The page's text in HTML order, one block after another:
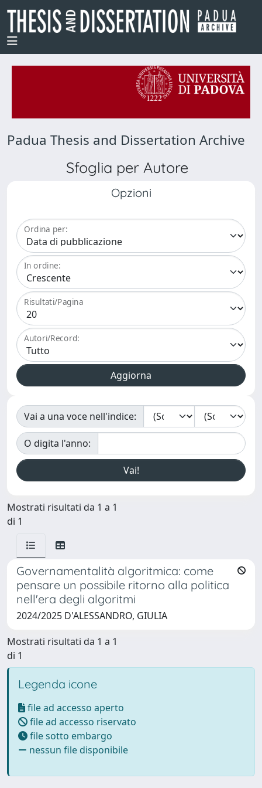
Padua Thesis and Dissertation Archive
Sfoglia per Autore
Opzioni
Ordina per:
In ordine:
Risultati/Pagina
Autori/Record:
Vai a una voce nell'indice:
O digita l'anno:
Mostrati risultati da 1 a 1
di 1
Governamentalità algoritmica: come
pensare un possibile ritorno alla politica
nell'era degli algoritmi
2024/2025 D'ALESSANDRO, GIULIA
Mostrati risultati da 1 a 1
di 1
Legenda icone
file ad accesso aperto
file ad accesso riservato
file sotto embargo
nessun file disponibile